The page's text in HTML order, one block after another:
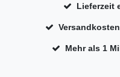
Lieferzeit
Mehr als 1